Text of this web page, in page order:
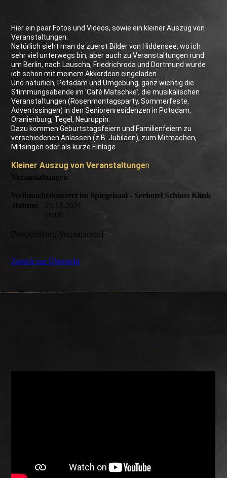
Hier ein paar Fotos und Videos, sowie ein kleiner Auszug von
Veranstaltungen.
Natürlich sieht man da zuerst Bilder von Hiddensee, wo ich
sehr viel unterwegs bin, aber auch zu Veranstaltungen rund
um Berlin, nach Lauscha, Friedrichroda und Dortmund wurde
ich schon mit meinem Akkordeon eingeladen.
Und natürlich, Potsdam und Umgebung, ganz wichtig die
Stimmungsabende im 'Café Matschke', die musikalischen
Veranstaltungen (Rosenmontagsparty, Sommerfeste,
Adventssingen) in den Seniorenresidenzen in Potsdam,
Oranienburg, Tegel, Neuruppin.
Dazu kommen Geburtstagsfeiern und Familienfeiern zu
verschiedenen Anlässen (z.B. Jubiläen), zum Mitmachen,
Mitsingen oder als kurze Einlage
Kleiner Auszug von Veranstaltungen
Veranstaltungen
Weihnachtskonzert im Spiegelsaal - Seehotel Schloss Klink
Datum:
25.12.2024
16:00
[Mecklenburg-Vorpommern]
Zurück zur Übersicht